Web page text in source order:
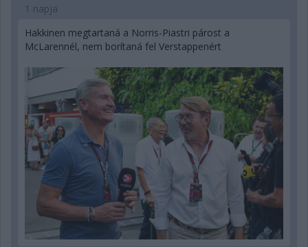
1 napja
Hakkinen megtartaná a Norris-Piastri párost a
McLarennél, nem borítaná fel Verstappenért